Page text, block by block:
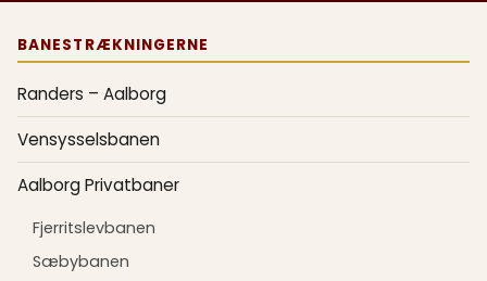
BANESTRÆKNINGERNE
Randers – Aalborg
Vensysselsbanen
Aalborg Privatbaner
Fjerritslevbanen
Sæbybanen